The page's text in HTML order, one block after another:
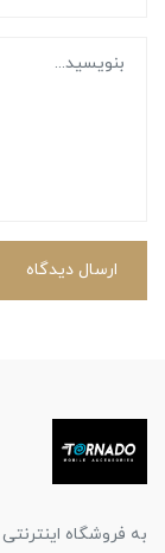
ارسال دیدگاه
به فروشگاه